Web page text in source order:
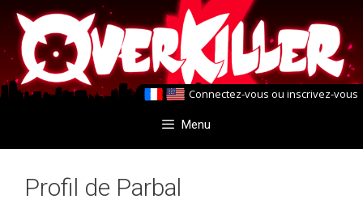
Aller
au
contenu
Aller
au
contenu
Connectez-vous ou inscrivez-vous
Menu
Profil de Parbal